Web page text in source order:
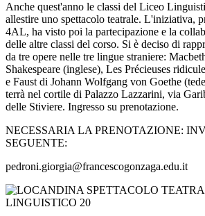
Anche quest'anno le classi del Liceo
allestire uno spettacolo teatrale. L'iniziativa,
4AL, ha visto poi la partecipazione e la
delle altre classi del corso. Si è deciso di
da tre opere nelle tre lingue straniere:
Shakespeare (inglese), Les Précieuses
e Faust di Johann Wolfgang von Goethe
terrà nel cortile di Palazzo Lazzarini, via
delle Stiviere. Ingresso su prenotazione.
NECESSARIA LA PRENOTAZIONE:
SEGUENTE:
pedroni.giorgia@francescogonzaga.edu.it